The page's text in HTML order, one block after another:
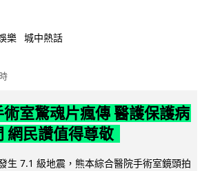
樂 城中熱話
室驚魂片瘋傳 醫護保護病
網民讚值得尊敬
生 7.1 級地震，熊本綜合醫院手術室鏡頭拍